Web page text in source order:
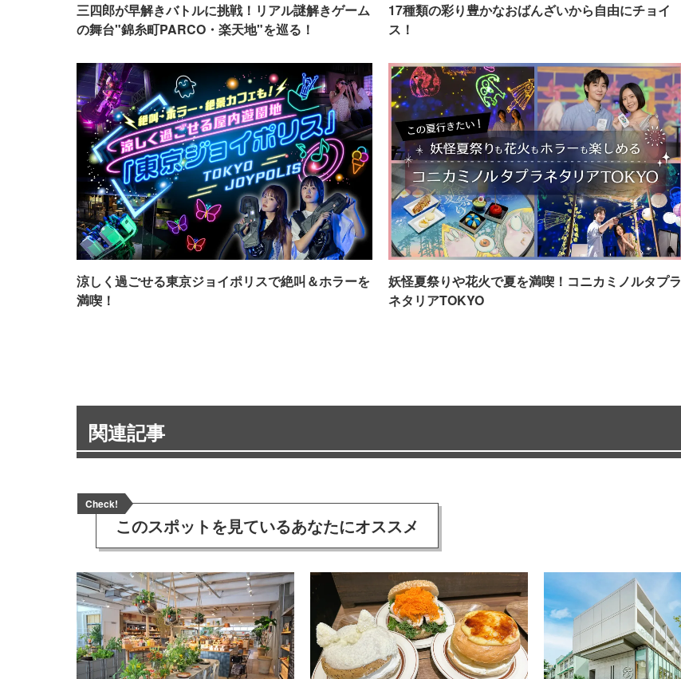
三四郎が早解きバトルに挑戦！リアル謎解きゲーム
の舞台"錦糸町PARCO・楽天地"を巡る！
17種類の彩り豊かなおばんざいから自由にチョイ
ス！
涼しく過ごせる東京ジョイポリスで絶叫＆ホラーを
満喫！
妖怪夏祭りや花火で夏を満喫！コニカミノルタプラ
ネタリアTOKYO
関連記事
Check!
このスポットを見ているあなたにオススメ